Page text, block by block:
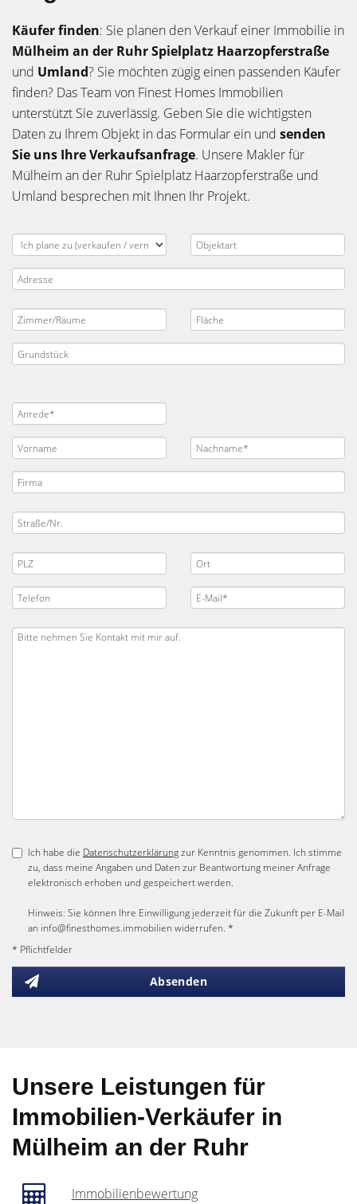
Käufer finden: Sie planen den Verkauf einer Immobilie in
Mülheim an der Ruhr Spielplatz Haarzopferstraße
und Umland? Sie möchten zügig einen passenden Käufer
finden? Das Team von Finest Homes Immobilien
unterstützt Sie zuverlässig. Geben Sie die wichtigsten
Daten zu Ihrem Objekt in das Formular ein und senden
Sie uns Ihre Verkaufsanfrage. Unsere Makler für
Mülheim an der Ruhr Spielplatz Haarzopferstraße und
Umland besprechen mit Ihnen Ihr Projekt.
Ich habe die Datenschutzerklärungzur Kenntnis genommen. Ich stimme
zu, dass meine Angaben und Daten zur Beantwortung meiner Anfrage
elektronisch erhoben und gespeichert werden.
Hinweis: Sie können Ihre Einwilligung jederzeit für die Zukunft per E-Mail
an info@finesthomes.immobilien widerrufen. *
* Pflichtfelder
Absenden
Unsere Leistungen für
Immobilien-Verkäufer in
Mülheim an der Ruhr
Immobilienbewertung